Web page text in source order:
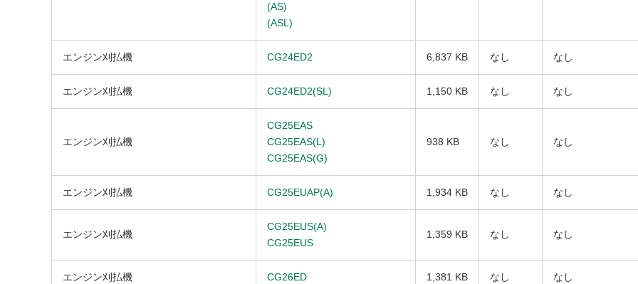
(AS)
(ASL)
エンジン刈払機 CG24ED2 6,837 KB なし なし
エンジン刈払機 CG24ED2(SL) 1,150 KB なし なし
エンジン刈払機
CG25EAS
CG25EAS(L)
CG25EAS(G)
938 KB なし なし
エンジン刈払機 CG25EUAP(A) 1,934 KB なし なし
エンジン刈払機
CG25EUS(A)
CG25EUS
1,359 KB なし なし
エンジン刈払機 CG26ED 1,381 KB なし なし